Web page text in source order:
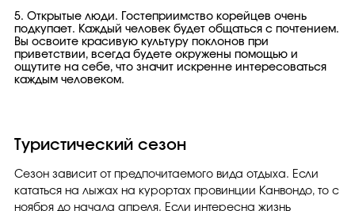
5. Открытые люди. Гостеприимство корейцев очень
подкупает. Каждый человек будет общаться с почтением.
Вы освоите красивую культуру поклонов при
приветствии, всегда будете окружены помощью и
ощутите на себе, что значит искренне интересоваться
каждым человеком.
Туристический сезон
Сезон зависит от предпочитаемого вида отдыха. Если
кататься на лыжах на курортах провинции Канвондо, то с
ноября до начала апреля. Если интересна жизнь